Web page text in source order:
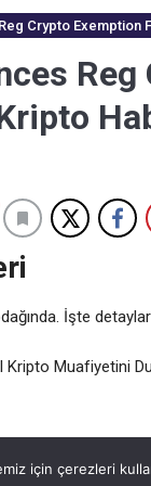
Crypto
İşte
Kripto Muafiyetini
için çerezleri